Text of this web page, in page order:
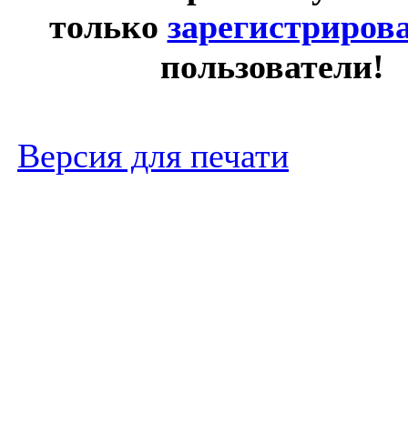
только
пользователи!
Версия для печати